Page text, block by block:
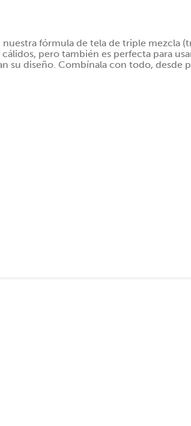
nuestra fórmula de tela de triple mezcla
pero también es perfecta para
su diseño. Combínala con todo, desde